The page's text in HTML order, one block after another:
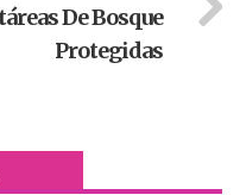
De Bosque
Protegidas